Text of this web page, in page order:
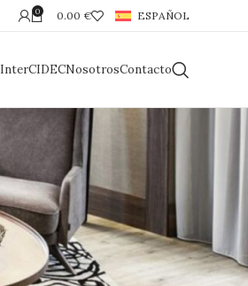
0 0.00 € ESPAÑOL
InterCIDECNosotrosContacto